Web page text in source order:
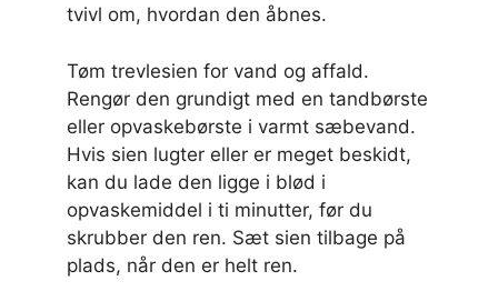
tvivl om, hvordan den åbnes.
Tøm trevlesien for vand og affald.
Rengør den grundigt med en tandbørste
eller opvaskebørste i varmt sæbevand.
Hvis sien lugter eller er meget beskidt,
kan du lade den ligge i blød i
opvaskemiddel i ti minutter, før du
skrubber den ren. Sæt sien tilbage på
plads, når den er helt ren.